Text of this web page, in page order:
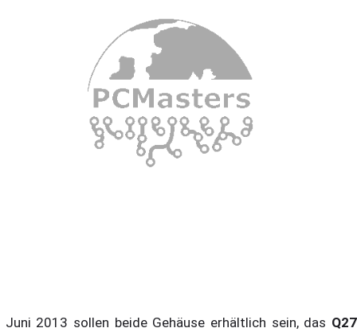
Juni 2013 sollen beide Gehäuse erhältlich sein, das Q27